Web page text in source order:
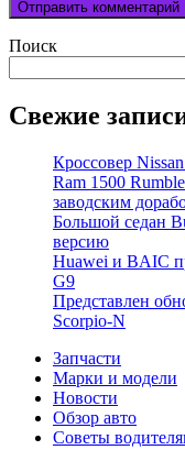
Поиск
Свежие
Кроссовер
Ram 1500
заводским
Большой седан
версию
Huawei и BAIC
G9
Представлен
Scorpio-N
Запчасти
Марки и модели
Новости
Обзор авто
Советы